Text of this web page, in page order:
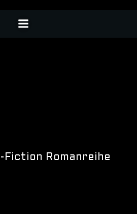
Fiction Romanreihe